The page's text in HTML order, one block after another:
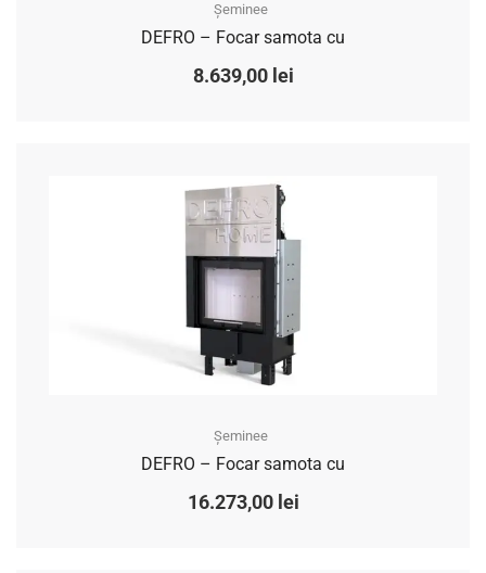
Șeminee
DEFRO – Focar samota cu
8.639,00 lei
Șeminee
DEFRO – Focar samota cu
16.273,00 lei